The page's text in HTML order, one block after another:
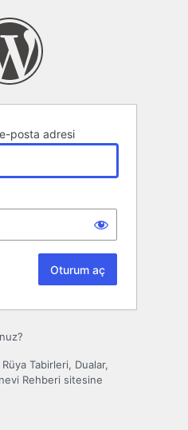
e-posta adresi
Tabirleri, Dualar,
Rehberi sitesine